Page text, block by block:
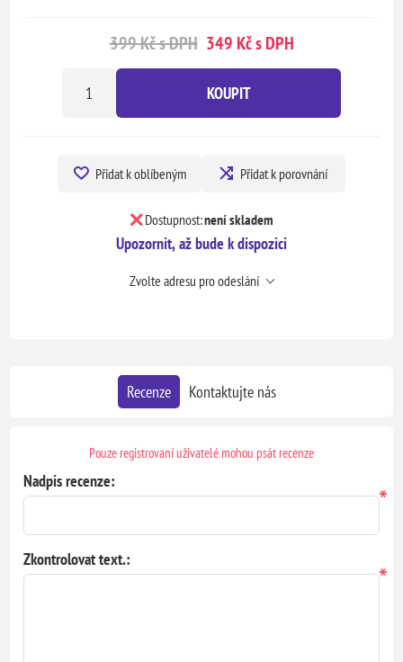
399 Kč s DPH 349 Kč s DPH
KOUPIT
Přidat k oblíbeným Přidat k porovnání
Dostupnost:není skladem
Upozornit, až bude k dispozici
Zvolte adresu pro odeslání
Recenze Kontaktujte nás
Pouze registrovaní uživatelé mohou psát recenze
Nadpis recenze:
*
Zkontrolovat text.:
*